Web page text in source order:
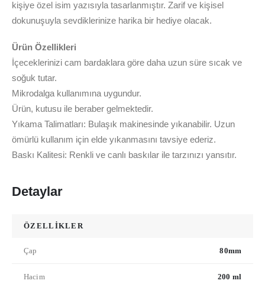
kişiye özel isim yazısıyla tasarlanmıştır. Zarif ve kişisel
dokunuşuyla sevdiklerinize harika bir hediye olacak.
Ürün Özellikleri
İçeceklerinizi cam bardaklara göre daha uzun süre sıcak ve
soğuk tutar.
Mikrodalga kullanımına uygundur.
Ürün, kutusu ile beraber gelmektedir.
Yıkama Talimatları: Bulaşık makinesinde yıkanabilir. Uzun
ömürlü kullanım için elde yıkanmasını tavsiye ederiz.
Baskı Kalitesi: Renkli ve canlı baskılar ile tarzınızı yansıtır.
Detaylar
ÖZELLİKLER
Çap 80mm
Hacim 200 ml